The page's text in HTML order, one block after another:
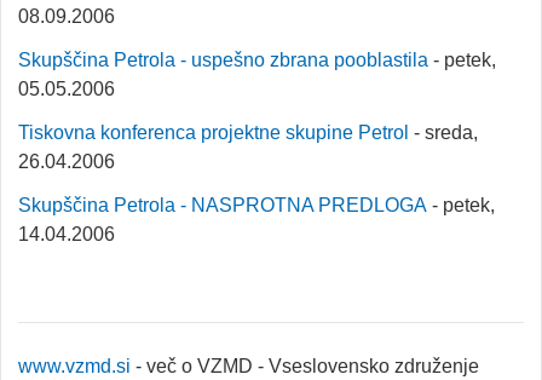
08.09.2006
Skupščina Petrola - uspešno zbrana pooblastila - petek,
05.05.2006
Tiskovna konferenca projektne skupine Petrol - sreda,
26.04.2006
Skupščina Petrola - NASPROTNA PREDLOGA - petek,
14.04.2006
www.vzmd.si - več o VZMD - Vseslovensko združenje